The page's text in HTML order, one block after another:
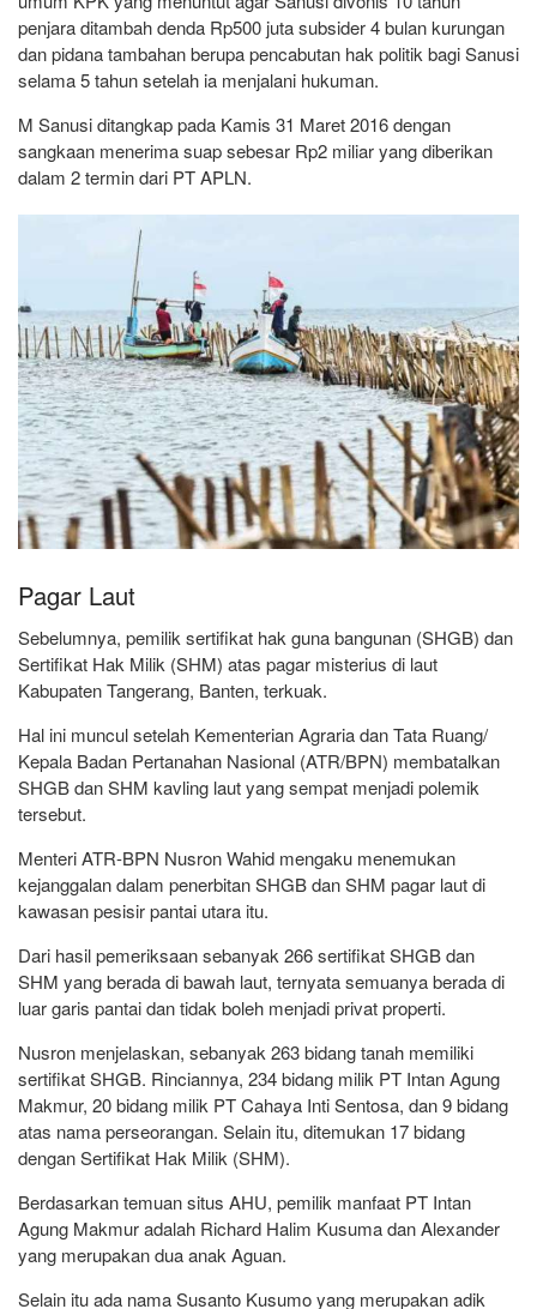
penjara ditambah denda Rp500 juta subsider 4 bulan kurungan
dan pidana tambahan berupa pencabutan hak politik bagi Sanusi
selama 5 tahun setelah ia menjalani hukuman.
M Sanusi ditangkap pada Kamis 31 Maret 2016 dengan
sangkaan menerima suap sebesar Rp2 miliar yang diberikan
dalam 2 termin dari PT APLN.
Pagar Laut
Sebelumnya, pemilik sertifikat hak guna bangunan (SHGB) dan
Sertifikat Hak Milik (SHM) atas pagar misterius di laut
Kabupaten Tangerang, Banten, terkuak.
Hal ini muncul setelah Kementerian Agraria dan Tata Ruang/
Kepala Badan Pertanahan Nasional (ATR/BPN) membatalkan
SHGB dan SHM kavling laut yang sempat menjadi polemik
tersebut.
Menteri ATR-BPN Nusron Wahid mengaku menemukan
kejanggalan dalam penerbitan SHGB dan SHM pagar laut di
kawasan pesisir pantai utara itu.
Dari hasil pemeriksaan sebanyak 266 sertifikat SHGB dan
SHM yang berada di bawah laut, ternyata semuanya berada di
luar garis pantai dan tidak boleh menjadi privat properti.
Nusron menjelaskan, sebanyak 263 bidang tanah memiliki
sertifikat SHGB. Rinciannya, 234 bidang milik PT Intan Agung
Makmur, 20 bidang milik PT Cahaya Inti Sentosa, dan 9 bidang
atas nama perseorangan. Selain itu, ditemukan 17 bidang
dengan Sertifikat Hak Milik (SHM).
Berdasarkan temuan situs AHU, pemilik manfaat PT Intan
Agung Makmur adalah Richard Halim Kusuma dan Alexander
yang merupakan dua anak Aguan.
Selain itu ada nama Susanto Kusumo yang merupakan adik